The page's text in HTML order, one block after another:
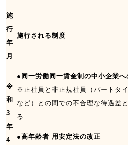
施
行
年
月
施行される制度
令
和
3
年
4
●同一労働同一賃金制の中小企業へ
※正社員と非正規社員（パートタ
など）との間での不合理な待遇差
る
●高年齢者 用安定法の改正